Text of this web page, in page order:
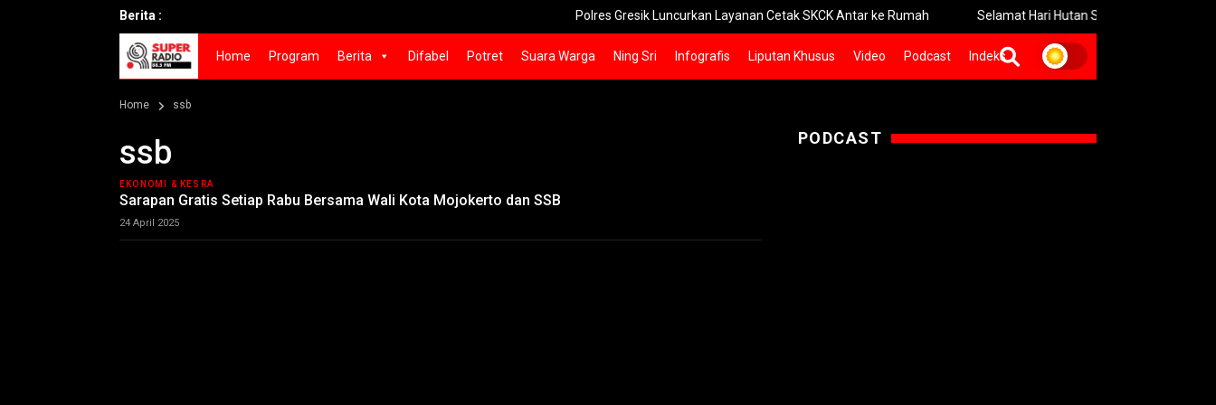
Berita : Polres Gresik Luncurkan Layanan Cetak SKCK Antar ke Rumah Selamat Hari Hutan Sedunia
Home Program Berita Difabel Potret Suara Warga Ning Sri Infografis Liputan Khusus Video Podcast Indeks
Home ssb
ssb
EKONOMI & KESRA
Sarapan Gratis Setiap Rabu Bersama Wali Kota Mojokerto dan SSB
24 April 2025
PODCAST